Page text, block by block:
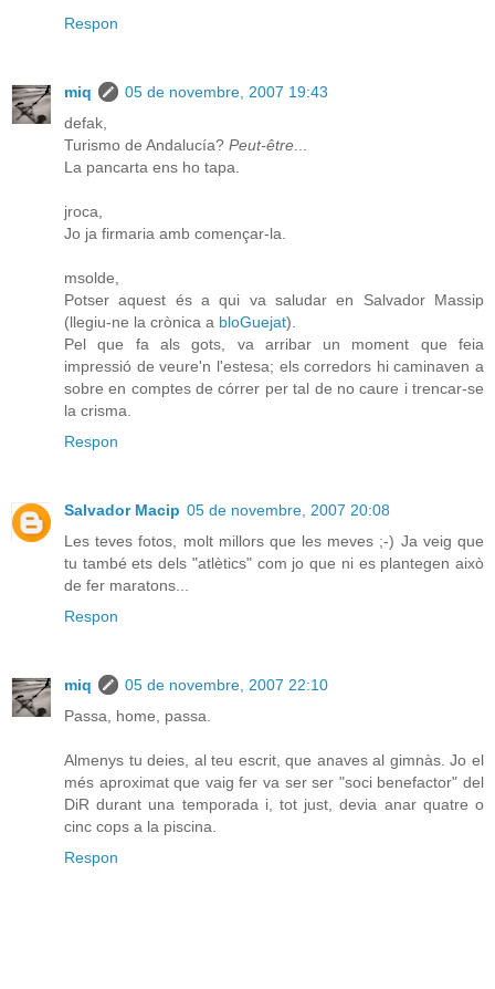
Respon
miq
05 de novembre, 2007 19:43
defak,
Turismo de Andalucía? Peut-être
La pancarta ens ho tapa.
jroca,
Jo ja firmaria amb començar-la.
msolde,
Potser aquest és a qui va saludar en Salvador Massip
(llegiu-ne la crònica a bloGuejat).
Pel que fa als gots, va arribar un moment que feia
impressió de veure'n l'estesa; els corredors hi caminaven a
sobre en comptes de córrer per tal de no caure i trencar-se
la crisma.
Respon
Salvador Macip 05 de novembre, 2007 20:08
Les teves fotos, molt millors que les meves ;-) Ja veig que
tu també ets dels "atlètics" com jo que ni es plantegen això
de fer maratons...
Respon
miq
05 de novembre, 2007 22:10
Passa, home, passa.
Almenys tu deies, al teu escrit, que anaves al gimnàs. Jo el
més aproximat que vaig fer va ser ser "soci benefactor" del
DiR durant una temporada i, tot just, devia anar quatre o
cinc cops a la piscina.
Respon